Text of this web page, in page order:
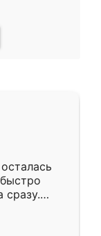
сразу.
к
Собрали